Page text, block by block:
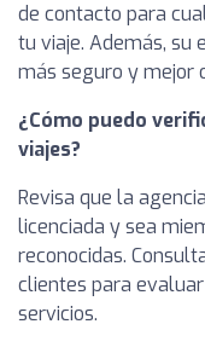
de contacto para
tu viaje. Además, su
más seguro y mejor
¿Cómo puedo
viajes?
Revisa que la
licenciada y sea
reconocidas.
clientes para
servicios.